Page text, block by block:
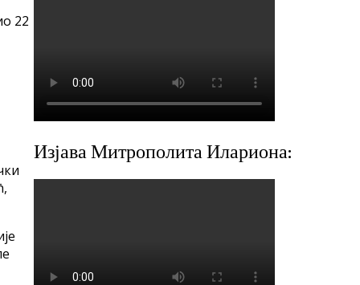
22
Изјава Митрополита Илариона: